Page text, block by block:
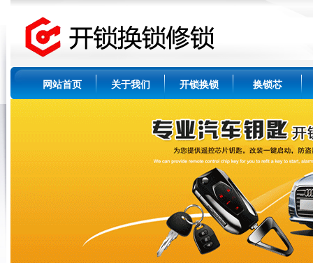
网站首页 关于我们 开锁换锁 换锁芯